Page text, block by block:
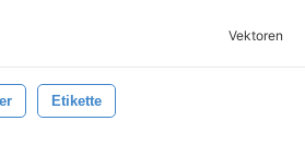
Vektoren
Etikette